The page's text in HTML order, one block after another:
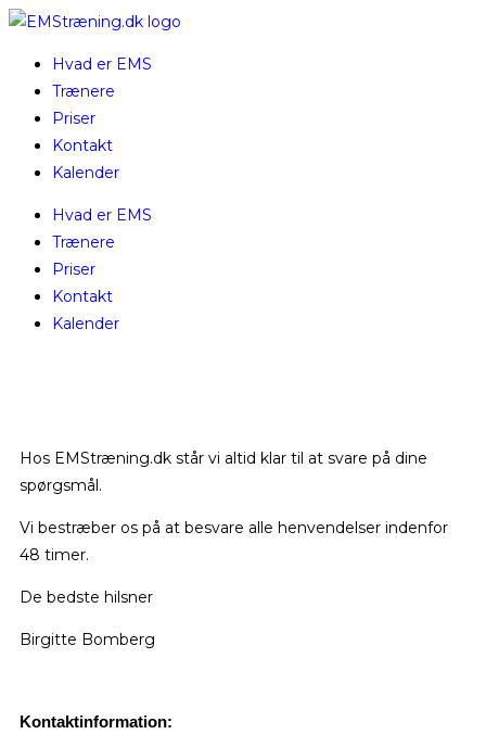
Hvad er EMS
Trænere
Priser
Kontakt
Kalender
Hvad er EMS
Trænere
Priser
Kontakt
Kalender
Hos EMStræning.dk står vi altid klar til at svare på dine
spørgsmål.
Vi bestræber os på at besvare alle henvendelser indenfor
48 timer.
De bedste hilsner
Birgitte Bomberg
Kontaktinformation: